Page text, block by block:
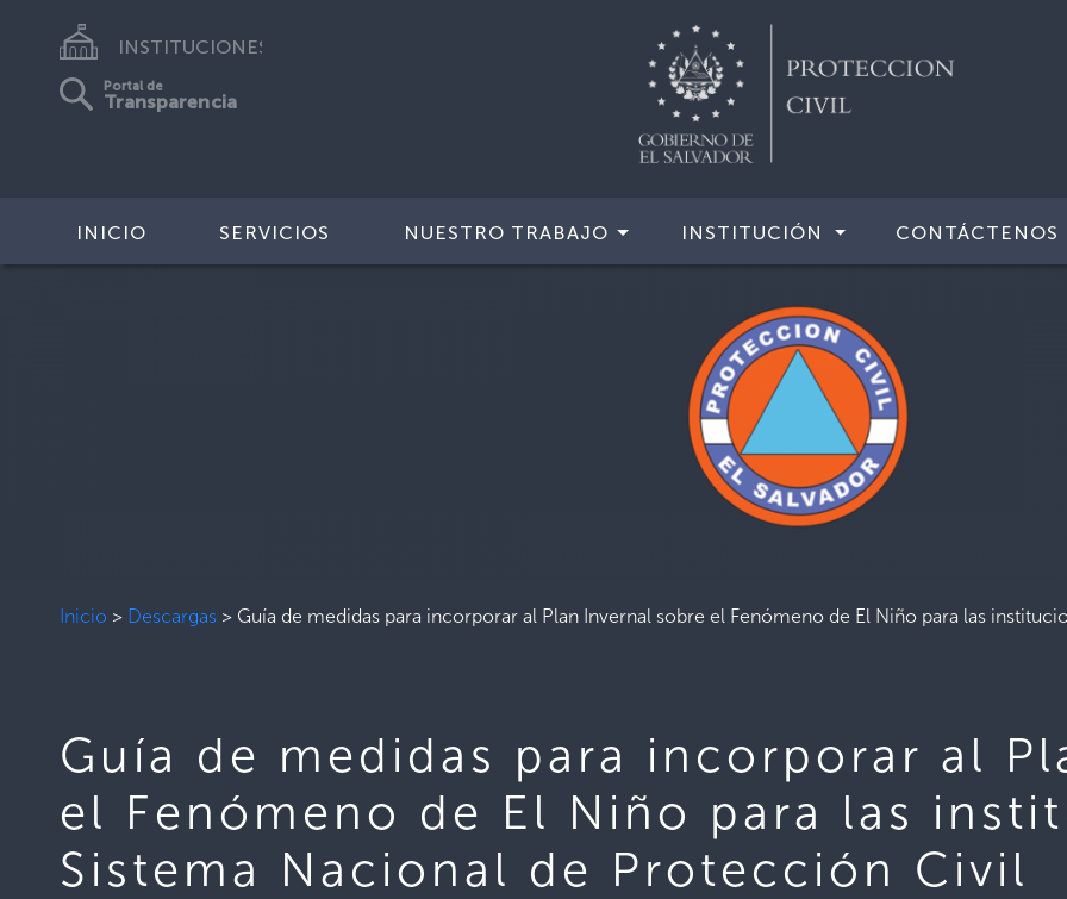
INSTITUCIONES
Portal de
Transparencia
INICIO SERVICIOS NUESTRO TRABAJO INSTITUCIÓN CONTÁCTENOS
Inicio > Descargas > Guía de medidas para incorporar al Plan Invernal sobre el Fenómeno de El Niño para las
Guía de medidas para incorporar al
el Fenómeno de El Niño para las
Sistema Nacional de Protección Civil